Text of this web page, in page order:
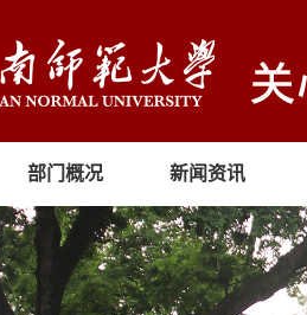
部门概况 新闻资讯